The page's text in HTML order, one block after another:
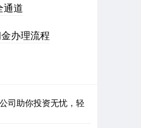
通道
办理流程
司助你投资无忧，轻